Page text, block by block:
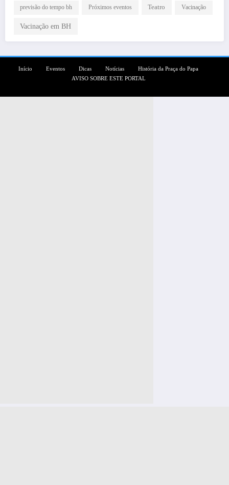
previsão do tempo bh Próximos eventos Teatro Vacinação
Vacinação em BH
Início Eventos Dicas Notícias
História da Praça do Papa
AVISO SOBRE ESTE PORTAL